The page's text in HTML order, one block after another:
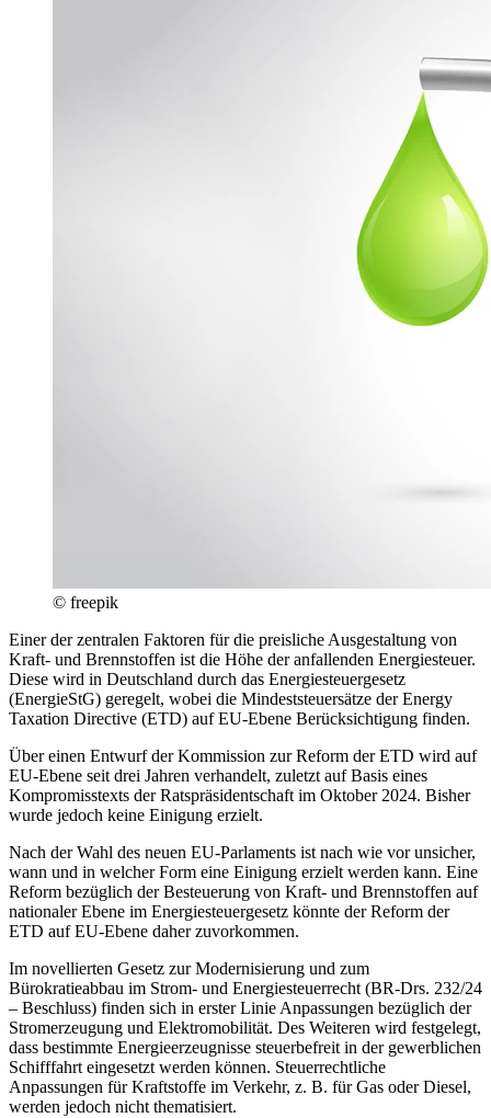
© freepik
Einer der zentralen Faktoren für die preisliche Ausgestaltung von
Kraft- und Brennstoffen ist die Höhe der anfallenden Energiesteuer.
Diese wird in Deutschland durch das Energiesteuergesetz
(EnergieStG) geregelt, wobei die Mindeststeuersätze der Energy
Taxation Directive (ETD) auf EU-Ebene Berücksichtigung finden.
Über einen Entwurf der Kommission zur Reform der ETD wird auf
EU-Ebene seit drei Jahren verhandelt, zuletzt auf Basis eines
Kompromisstexts der Ratspräsidentschaft im Oktober 2024. Bisher
wurde jedoch keine Einigung erzielt.
Nach der Wahl des neuen EU-Parlaments ist nach wie vor unsicher,
wann und in welcher Form eine Einigung erzielt werden kann. Eine
Reform bezüglich der Besteuerung von Kraft- und Brennstoffen auf
nationaler Ebene im Energiesteuergesetz könnte der Reform der
ETD auf EU-Ebene daher zuvorkommen.
Im novellierten Gesetz zur Modernisierung und zum
Bürokratieabbau im Strom- und Energiesteuerrecht (BR-Drs. 232/24
– Beschluss) finden sich in erster Linie Anpassungen bezüglich der
Stromerzeugung und Elektromobilität. Des Weiteren wird festgelegt,
dass bestimmte Energieerzeugnisse steuerbefreit in der gewerblichen
Schifffahrt eingesetzt werden können. Steuerrechtliche
Anpassungen für Kraftstoffe im Verkehr, z. B. für Gas oder Diesel,
werden jedoch nicht thematisiert.